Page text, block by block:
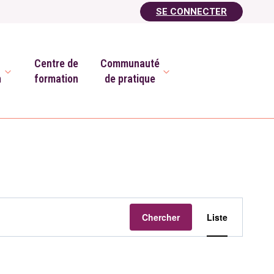
SE CONNECTER
Centre de
formation
Communauté
de pratique
Chercher
de
Liste